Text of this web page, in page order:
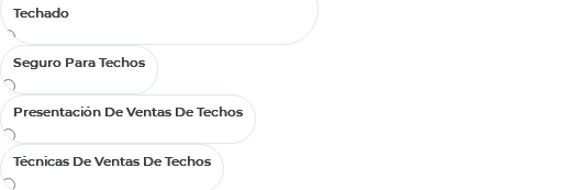
Techado
Techado
Seguro Para Techos
Seguro Para Techos
Presentación De Ventas De Techos
Presentación De Ventas De Techos
Técnicas De Ventas De Techos
Técnicas De Ventas De Techos